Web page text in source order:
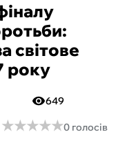
світове
року
649
★★★★★
★★★★★0 голосів